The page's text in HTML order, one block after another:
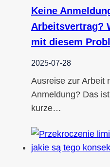
Keine
Arbeitsvertrag?
mit diesem
2025-07-28
Ausreise zur Arbeit
Anmeldung? Das
kurze…